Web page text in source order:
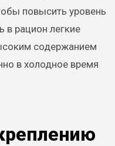
повысить уровень
в рацион легкие
содержанием
в холодное время